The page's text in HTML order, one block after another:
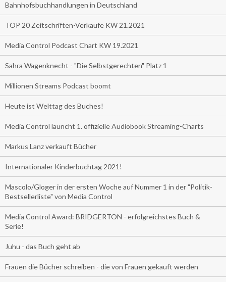
Bahnhofsbuchhandlungen in Deutschland
TOP 20 Zeitschriften-Verkäufe KW 21.2021
Media Control Podcast Chart KW 19.2021
Sahra Wagenknecht - "Die Selbstgerechten" Platz 1
Millionen Streams Podcast boomt
Heute ist Welttag des Buches!
Media Control launcht 1. offizielle Audiobook Streaming-Charts
Markus Lanz verkauft Bücher
Internationaler Kinderbuchtag 2021!
Mascolo/Gloger in der ersten Woche auf Nummer 1 in der "Politik-
Bestsellerliste" von Media Control
Media Control Award: BRIDGERTON - erfolgreichstes Buch &
Serie!
Juhu - das Buch geht ab
Frauen die Bücher schreiben - die von Frauen gekauft werden